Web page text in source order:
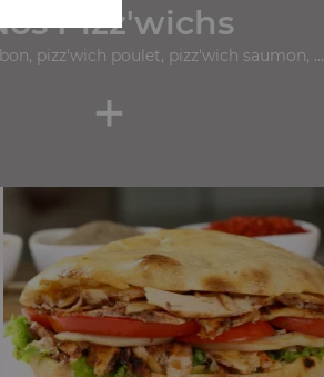
Pizz'wichs
pizz'wich poulet, pizz'wich saumon, ...
+